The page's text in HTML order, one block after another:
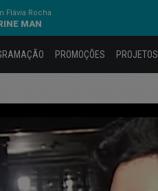
Flávia Rocha
MAN
PROMOÇÕES PROJETOS